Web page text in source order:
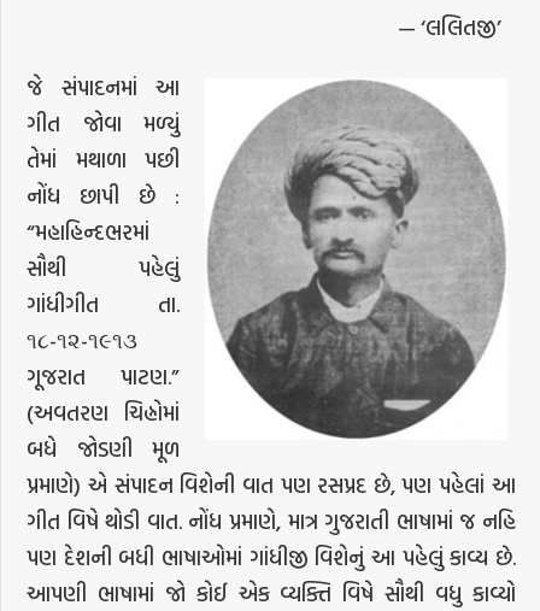
— ‘લલિતજી’
જે સંપાદનમાં આ
ગીત જોવા મળ્યું
તેમાં મથાળા પછી
નોંધ છાપી છે :
“મહાહિન્દભરમાં
સૌથી પહેલું
ગાંધીગીત તા.
૧૮-૧૨-૧૯૧૩
ગૂજરાત પાટણ.”
(અવતરણ ચિહ્નોમાં
બધે જોડણી મૂળ
પ્રમાણે) એ સંપાદન વિશેની વાત પણ રસપ્રદ છે, પણ પહેલાં આ
ગીત વિષે થોડી વાત. નોંધ પ્રમાણે, માત્ર ગુજરાતી ભાષામાં જ નહિ
પણ દેશની બધી ભાષાઓમાં ગાંધીજી વિશેનું આ પહેલું કાવ્ય છે.
આપણી ભાષામાં જો કોઈ એક વ્યક્તિ વિષે સૌથી વધુ કાવ્યો